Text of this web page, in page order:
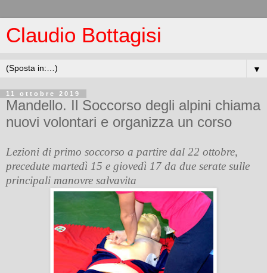
Claudio Bottagisi
▼
11 ottobre 2019
Mandello. Il Soccorso degli alpini chiama
nuovi volontari e organizza un corso
Lezioni di primo soccorso a partire dal 22 ottobre,
precedute martedì 15 e giovedì 17 da due serate sulle
principali manovre salvavita